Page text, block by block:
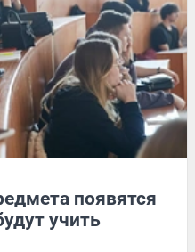
появятся
учить